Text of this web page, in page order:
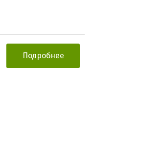
Подробнее